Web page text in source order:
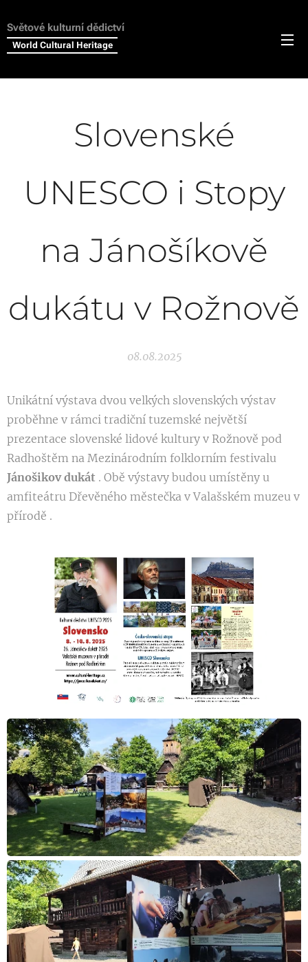
Světové kulturní dědictví
World Cultural Heritage
Slovenské
UNESCO i Stopy
na Jánošíkově
dukátu v Rožnově
08.08.2025
Unikátní výstava dvou velkých slovenských výstav
proběhne v rámci tradiční tuzemské největší
prezentace slovenské lidové kultury v Rožnově pod
Radhoštěm na Mezinárodním folklorním festivalu
Jánošikov dukát . Obě výstavy budou umístěny u
amfiteátru Dřevěného městečka v Valašském muzeu v
přírodě .